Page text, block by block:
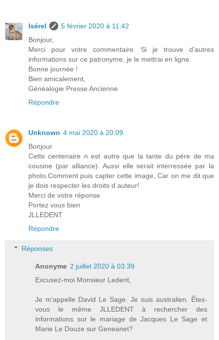
Isérel
5 février 2020 à 11:42
Bonjour,
Merci pour votre commentaire. Si je trouve d'autres
informations sur ce patronyme, je le mettrai en ligne.
Bonne journée !
Bien amicalement,
Généalogie Presse Ancienne
Répondre
Unknown 4 mai 2020 à 20:09
Bonjour
Cette centenaire n est autre que la tante du pére de ma
cousine (par alliance). Aussi elle serait interressée par la
photo.Comment puis capter cette image, Car on me dit que
je dois respecter les droits d auteur!
Merci de votre réponse
Portez vous bien
JLLEDENT
Répondre
Réponses
Anonyme 2 juillet 2020 à 03:39
Excusez-moi Monsieur Ledent,
Je m'appelle David Le Sage. Je suis australien. Êtes-
vous le même JLLEDENT à rechercher des
informations sur le mariage de Jacques Le Sage et
Marie Le Douze sur Geneanet?